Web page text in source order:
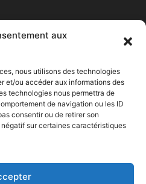
aux
nous utilisons des technologies
et/ou accéder aux informations des
technologies nous permettra de
de navigation ou les ID
consentir ou de retirer son
sur certaines caractéristiques
Entrepreneur